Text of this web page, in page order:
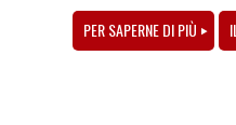
PER SAPERNE DI PIÙ